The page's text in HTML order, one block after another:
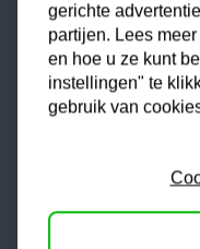
Algemene
Over ons
Bestelling
Contact
Kippers
gerichte
partijen. Lees
en hoe u ze kunt
instellingen" te
gebruik van